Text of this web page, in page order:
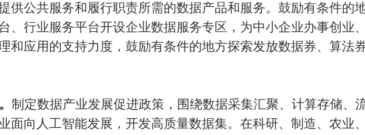
供公共服务和履行职责所需的数据产品和服务。鼓励有条件的
、行业服务平台开设企业数据服务专区，为中小企业办事创业
和应用的支持力度，鼓励有条件的地方探索发放数据券、算法
制定数据产业发展促进政策，围绕数据采集汇聚、计算存储、
面向人工智能发展，开发高质量数据集。在科研、制造、农业